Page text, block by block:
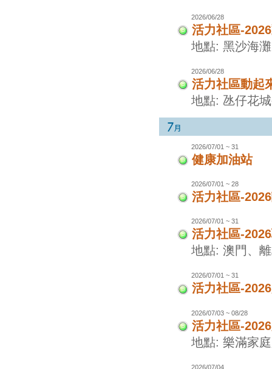
2026/06/28
活力社區-
地點: 黑沙海灘
2026/06/28
活力社區動起
地點: 氹仔花
2026/07/01 ~ 31
健康加油站
2026/07/01 ~ 28
活力社區-
2026/07/01 ~ 31
活力社區-
地點: 澳門、
2026/07/01 ~ 31
活力社區-
2026/07/03 ~ 08/28
活力社區-
地點: 樂滿家
2026/07/04